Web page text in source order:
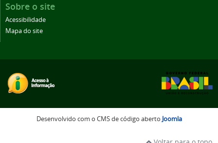
Sobre o site
Acessibilidade
Mapa do site
Desenvolvido com o CMS de código aberto Joomla